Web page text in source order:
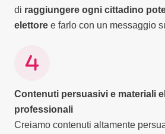
di raggiungere ogni cittadino
elettore e farlo con un messaggio
Contenuti persuasivi e materiali
professionali
Creiamo contenuti altamente